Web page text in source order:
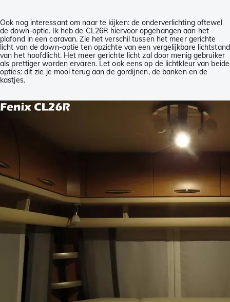
Ook nog interessant om naar te kijken: de onderverlichting oftewel
de down-optie. Ik heb de CL26R hiervoor opgehangen aan het
plafond in een caravan. Zie het verschil tussen het meer gerichte
licht van de down-optie ten opzichte van een vergelijkbare lichtstand
van het hoofdlicht. Het meer gerichte licht zal door menig gebruiker
als prettiger worden ervaren. Let ook eens op de lichtkleur van beide
opties: dit zie je mooi terug aan de gordijnen, de banken en de
kastjes.